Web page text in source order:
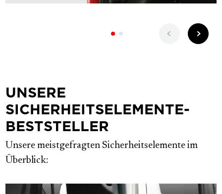
UNSERE
SICHERHEITSELEMENTE-
BESTSTELLER
Unsere meistgefragten Sicherheitselemente im
Überblick: